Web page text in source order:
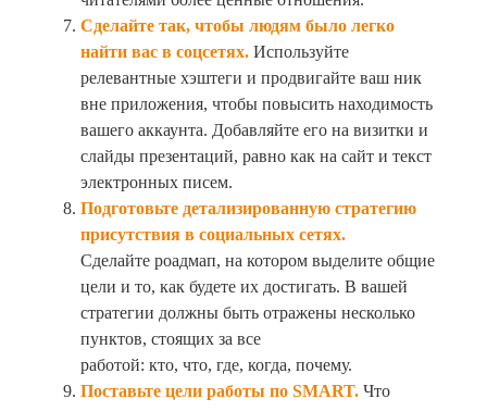
Сделайте так, чтобы людям было легко
найти вас в соцсетях. Используйте
релевантные хэштеги и продвигайте ваш ник
вне приложения, чтобы повысить находимость
вашего аккаунта. Добавляйте его на визитки и
слайды презентаций, равно как на сайт и текст
электронных писем.
Подготовьте детализированную стратегию
присутствия в социальных сетях.
Сделайте роадмап, на котором выделите общие
цели и то, как будете их достигать. В вашей
стратегии должны быть отражены несколько
пунктов, стоящих за все
работой: кто, что, где, когда, почему.
Поставьте цели работы по SMART. Что